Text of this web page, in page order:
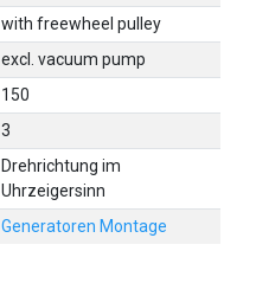
with freewheel pulley
excl. vacuum pump
150
3
Drehrichtung im
Uhrzeigersinn
Generatoren Montage